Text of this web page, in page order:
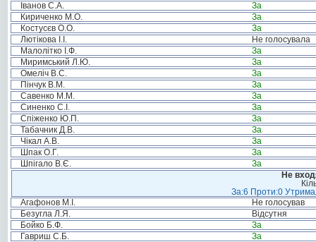
Іванов С.А.
За
Кириченко М.О.
За
Костусєв О.О.
За
Лютікова І.І.
Не голосувала
Малолітко І.Ф.
За
Миримський Л.Ю.
За
Омеліч В.С.
За
Пінчук В.М.
За
Савенко М.М.
За
Синенко С.І.
За
Спіженко Ю.П.
За
Табачник Д.В.
За
Чікал А.В.
За
Шпак О.Г.
За
Шпігало В.Є.
За
Не
За:6 Проти:0
Агафонов М.І.
Не голосував
Безугла Л.Я.
Відсутня
Бойко Б.Ф.
За
Гавриш С.Б.
За